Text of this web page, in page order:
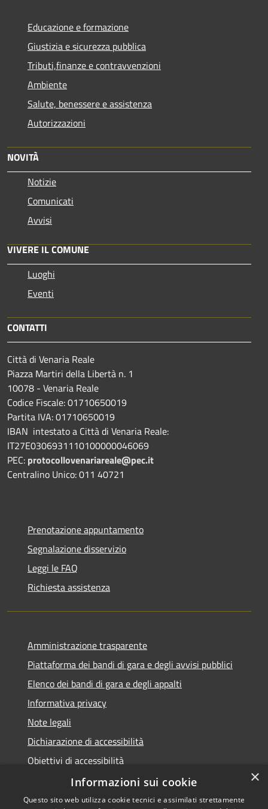
Educazione e formazione
Giustizia e sicurezza pubblica
Tributi,finanze e contravvenzioni
Ambiente
Salute, benessere e assistenza
Autorizzazioni
NOVITÀ
Notizie
Comunicati
Avvisi
VIVERE IL COMUNE
Luoghi
Eventi
CONTATTI
Città di Venaria Reale
Piazza Martiri della Libertà n. 1
10078 - Venaria Reale
Codice Fiscale: 01710650019
Partita IVA: 01710650019
IBAN intestato a Città di Venaria Reale:
IT27E0306931110100000046069
PEC: protocollovenariareale@pec.it
Centralino Unico: 011 40721
Prenotazione appuntamento
Segnalazione disservizio
Leggi le FAQ
Richiesta assistenza
Amministrazione trasparente
Piattaforma dei bandi di gara e degli avvisi pubblici
Elenco dei bandi di gara e degli appalti
Informativa privacy
Note legali
Dichiarazione di accessibilità
Obiettivi di accessibilità
×
Informazioni sui cookie
Questo sito web utilizza cookie tecnici e assimilati strettamente